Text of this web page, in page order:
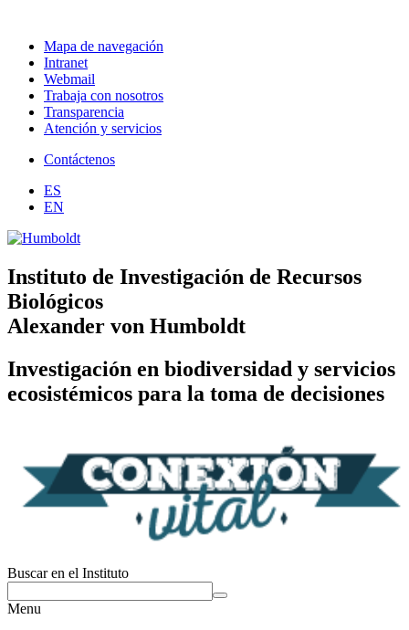
Mapa de navegación
Intranet
Webmail
Trabaja con nosotros
Transparencia
Atención y servicios
Contáctenos
ES
EN
Instituto de Investigación de Recursos
Biológicos
Alexander von Humboldt
Investigación en biodiversidad y servicios
ecosistémicos para la toma de decisiones
Buscar en el Instituto
Menu